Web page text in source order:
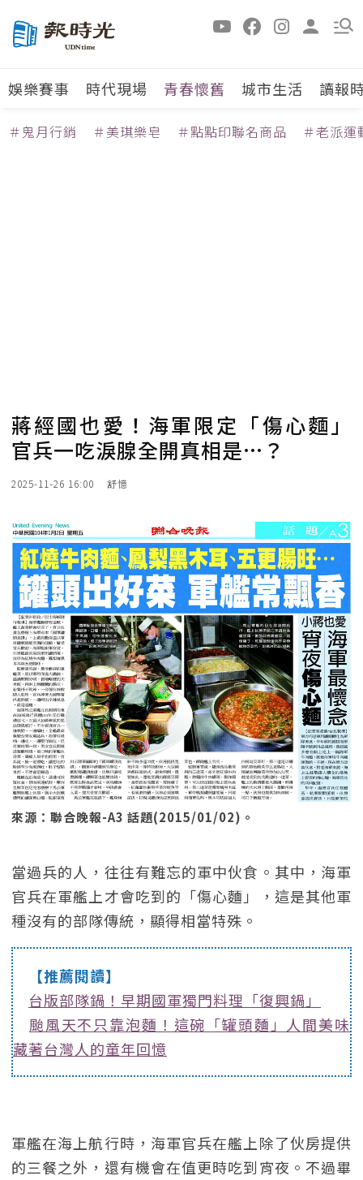
娛樂賽事 時代現場 青春懷舊 城市生活 讀報
＃鬼月行銷 ＃美琪樂皂 ＃點點印聯名商品 ＃老派運
蔣經國也愛！海軍限定「傷心麵」
官兵一吃淚腺全開真相是…？
2025-11-26 16:00 舒憶
來源：聯合晚報-A3 話題(2015/01/02)。
當過兵的人，往往有難忘的軍中伙食。其中，海軍
官兵在軍艦上才會吃到的「傷心麵」，這是其他軍
種沒有的部隊傳統，顯得相當特殊。
【推薦閱讀】
台版部隊鍋！早期國軍獨門料理「復興鍋」
颱風天不只靠泡麵！這碗「罐頭麵」人間美味
藏著台灣人的童年回憶
軍艦在海上航行時，海軍官兵在艦上除了伙房提供
的三餐之外，還有機會在值更時吃到宵夜。不過畢